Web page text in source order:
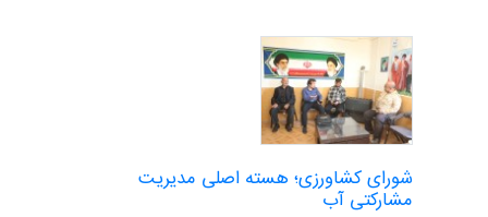
شورای کشاورزی؛ هسته اصلی مدیریت
مشارکتی آب